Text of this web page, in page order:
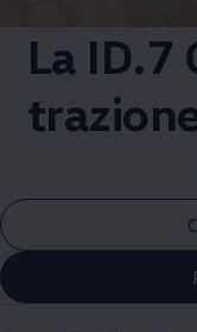
La ID.7